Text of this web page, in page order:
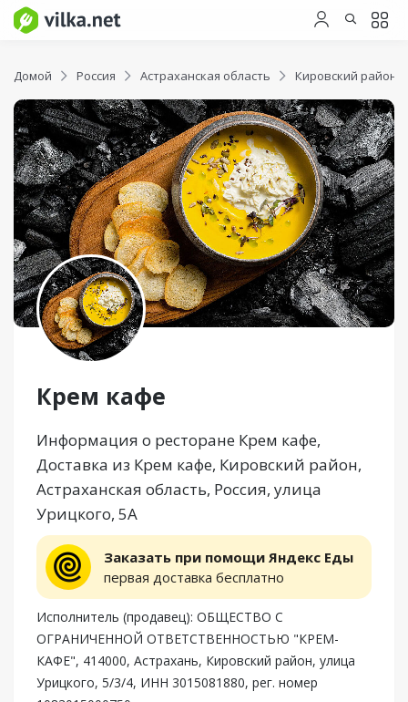
Домой Россия Астраханская область Кировский район
Крем кафе
Информация о ресторане Крем кафе,
Доставка из Крем кафе, Кировский район,
Астраханская область, Россия, улица
Урицкого, 5А
Заказать при помощи Яндекс Еды
первая доставка бесплатно
Исполнитель (продавец): ОБЩЕСТВО С
ОГРАНИЧЕННОЙ ОТВЕТСТВЕННОСТЬЮ "КРЕМ-
КАФЕ", 414000, Астрахань, Кировский район, улица
Урицкого, 5/3/4, ИНН 3015081880, рег. номер